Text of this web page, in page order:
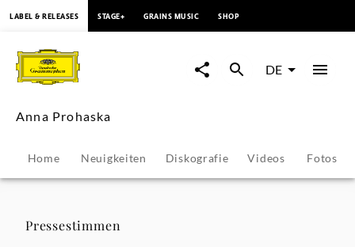
Prohaska
Pressestimmen
|
Deutsche
LABEL & RELEASES STAGE+ GRAINS MUSIC SHOP
DE
Anna Prohaska
Home Neuigkeiten Diskografie Videos Fotos
Pressestimmen